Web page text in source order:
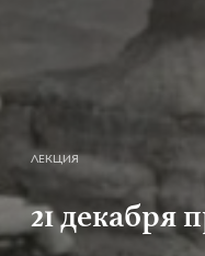
ЛЕКЦИЯ
21 декабря